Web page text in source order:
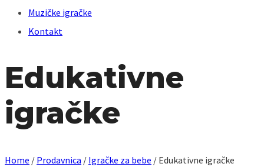
Muzičke igračke
Kontakt
Edukativne
igračke
Home / Prodavnica / Igračke za bebe / Edukativne igračke